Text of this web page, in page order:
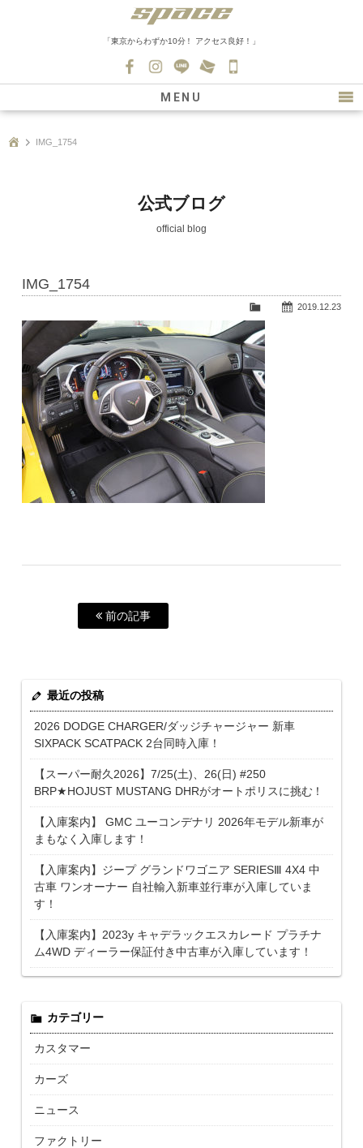
「東京からわずか10分！ アクセス良好！」
0139
MENU
新車情報
在庫車情報
会社紹介
スタッフ募集
IMG_1754
公式ブログ
official blog
IMG_1754
2019.12.23
前の記事
最近の投稿
2026 DODGE CHARGER/ダッジチャージャー 新車
SIXPACK SCATPACK 2台同時入庫！
【スーパー耐久2026】7/25(土)、26(日) #250
BRP★HOJUST MUSTANG DHRがオートポリスに挑む！
【入庫案内】 GMC ユーコンデナリ 2026年モデル新車が
まもなく入庫します！
【入庫案内】ジープ グランドワゴニア SERIESⅢ 4X4 中
古車 ワンオーナー 自社輸入新車並行車が入庫していま
す！
【入庫案内】2023y キャデラックエスカレード プラチナ
ム4WD ディーラー保証付き中古車が入庫しています！
カテゴリー
カスタマー
カーズ
ニュース
ファクトリー